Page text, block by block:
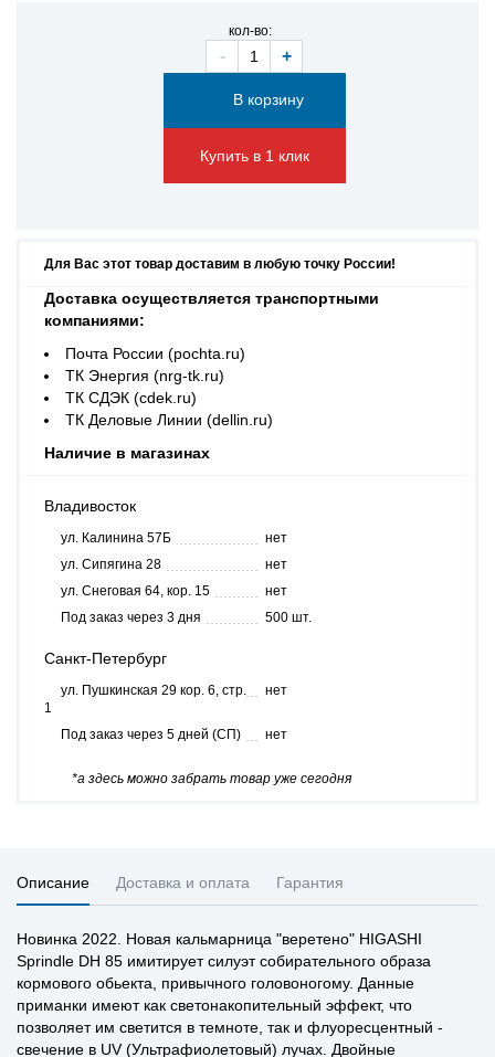
кол-во:
- +
Купить в 1 клик
Для Вас этот товар доставим в любую точку России!
Доставка осуществляется транспортными
компаниями:
Почта России (pochta.ru)
ТК Энергия (nrg-tk.ru)
ТК СДЭК (cdek.ru)
ТК Деловые Линии (dellin.ru)
Наличие в магазинах
Владивосток
ул. Калинина 57Б
нет
ул. Сипягина 28
нет
ул. Снеговая 64, кор. 15
нет
Под заказ через 3 дня
500 шт.
Санкт-Петербург
ул. Пушкинская 29 кор. 6, стр.
1
нет
Под заказ через 5 дней (СП) нет
*а здесь можно забрать товар уже сегодня
Описание Доставка и оплата Гарантия
Новинка 2022. Новая кальмарница "веретено" HIGASHI
Sprindle DH 85 имитирует силуэт собирательного образа
кормового обьекта, привычного головоногому. Данные
приманки имеют как светонакопительный эффект, что
позволяет им светится в темноте, так и флуоресцентный -
свечение в UV (Ультрафиолетовый) лучах. Двойные